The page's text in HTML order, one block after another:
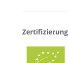
Zertifizierung